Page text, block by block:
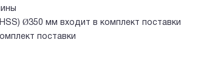
Ø350 мм входит в комплект поставки
поставки